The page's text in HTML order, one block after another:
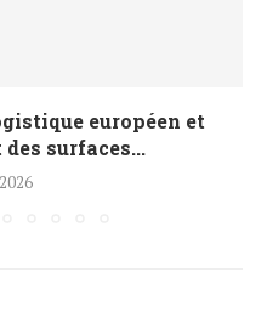
européen et
surfaces...